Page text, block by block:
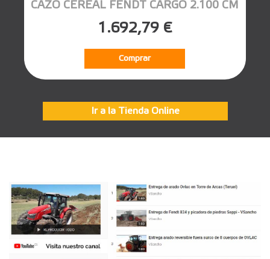
CAZO CEREAL FENDT CARGO 2.100 CM
1.692,79 €
Comprar
Ir a la Tienda Online